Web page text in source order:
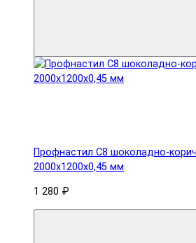
Профнастил С8 шоколадно-
2000х1200х0,45 мм
1 280 ₽